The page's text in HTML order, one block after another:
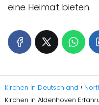
eine Heimat bieten.
Kirchen in Deutschland
Kirchen in Aldenhoven